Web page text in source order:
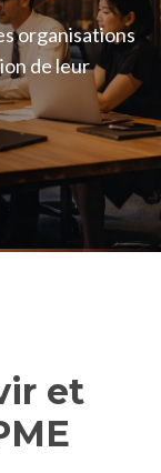
organisations
de leur
et